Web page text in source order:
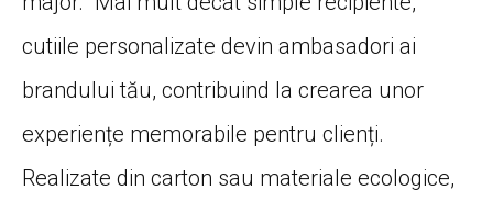
cutiile personalizate devin ambasadori ai
brandului tău, contribuind la crearea unor
experiențe memorabile pentru clienți.
Realizate din carton sau materiale ecologice,